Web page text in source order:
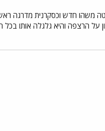
על הרצפה והיא גלגלה אותו